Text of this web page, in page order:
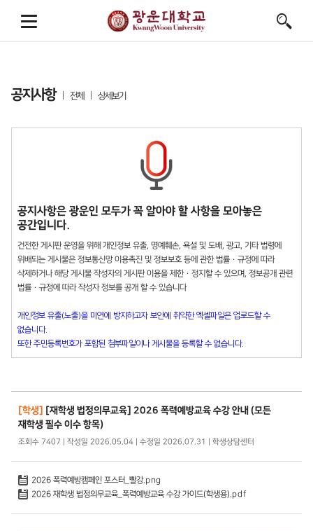
공지사항 전체 상세보기
공지사항은 광운인 모두가 꼭 알아야 할 사항을 모아놓은
공간입니다.
건전한 게시판 운영을 위해 개인정보 유출, 명예훼손, 욕설 및 도배, 광고, 기타 법령에
위배되는 게시물은 정보통신망 이용촉진 및 정보보호 등에 관한 법률 · 규정에 따라
삭제하거나 해당 게시물 작성자의 게시판 이용을 제한 · 정지할 수 있으며, 정보공개 관련
법률 · 규정에 따라 작성자 정보를 공개 할 수 있습니다
개인정보 유출(노출)을 미연에 방지하고자 보안에 취약한 엑셀파일은 업로드할 수
없습니다.
또한 주민등록번호가 포함된 첨부파일이나 게시물을 등록할 수 없습니다.
[학생] [재학생 법정의무교육] 2026 폭력예방교육 수강 안내 (모든
재학생 필수 이수 항목)
조회수 7407 | 작성일 2026.05.04 | 수정일 2026.07.31 | 학생상담센터
2026 폭력예방캠페인 포스터_빨강.png
2026 재학생 법정의무교육_폭력예방교육 수강 가이드(학생용).pdf